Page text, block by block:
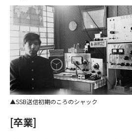
SSB送信初期のころのシャック
[卒業]